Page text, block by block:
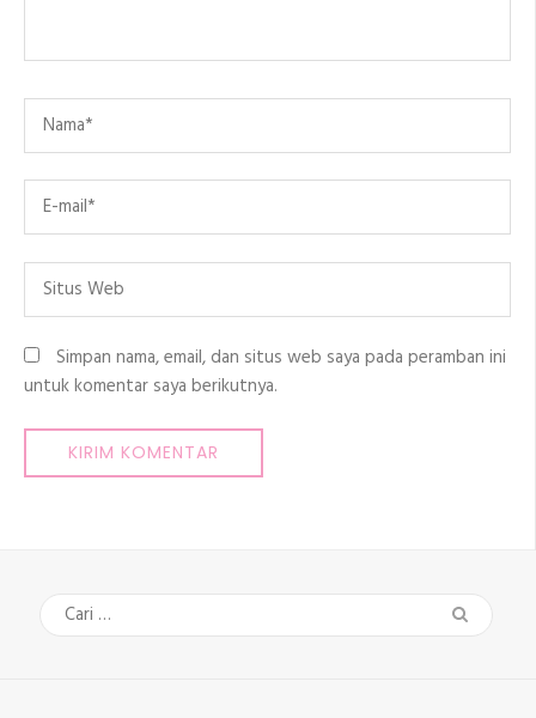
Name
Email
Situs
Web
Simpan nama, email, dan situs web saya pada peramban ini
untuk komentar saya berikutnya.
Cari
untuk: